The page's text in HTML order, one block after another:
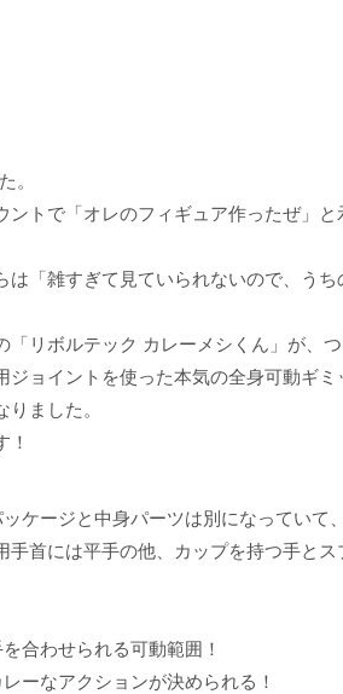
。
トで「オレのフィギュア作ったぜ」
「雑すぎて見ていられないので、うち
リボルテック カレーメシくん」が、
ョイントを使った本気の全身可動ギミ
ました。
！
ケージと中身パーツは別になっていて、
首には平手の他、カップを持つ手とス
合わせられる可動範囲！
ーなアクションが決められる！